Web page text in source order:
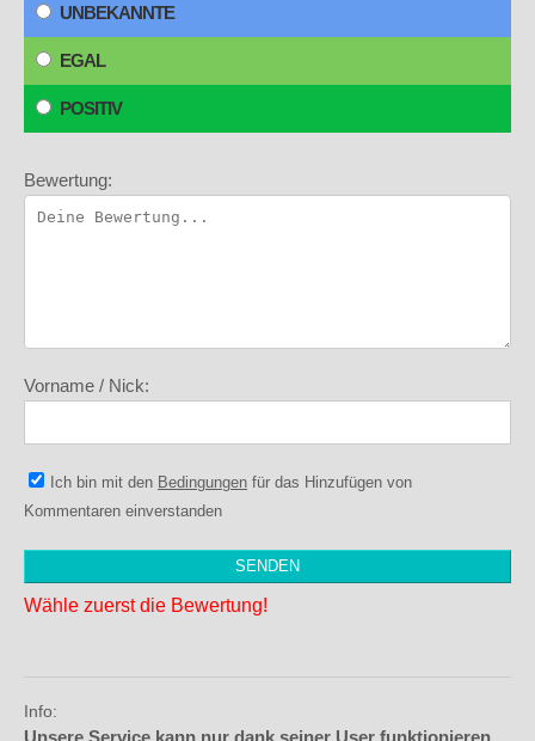
UNBEKANNTE
EGAL
POSITIV
Bewertung:
Vorname / Nick:
Ich bin mit den Bedingungen für das Hinzufügen von
Kommentaren einverstanden
Wähle zuerst die Bewertung!
Info:
Unsere Service kann nur dank seiner User funktionieren,